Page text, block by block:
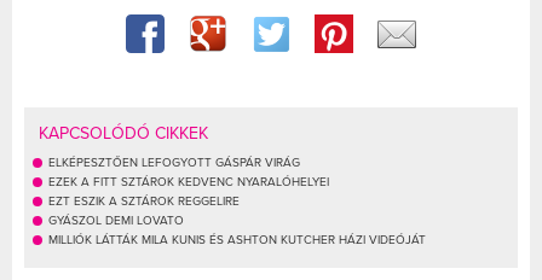
KAPCSOLÓDÓ CIKKEK
ELKÉPESZTŐEN LEFOGYOTT GÁSPÁR VIRÁG
EZEK A FITT SZTÁROK KEDVENC NYARALÓHELYEI
EZT ESZIK A SZTÁROK REGGELIRE
GYÁSZOL DEMI LOVATO
MILLIÓK LÁTTÁK MILA KUNIS ÉS ASHTON KUTCHER HÁZI VIDEÓJÁT